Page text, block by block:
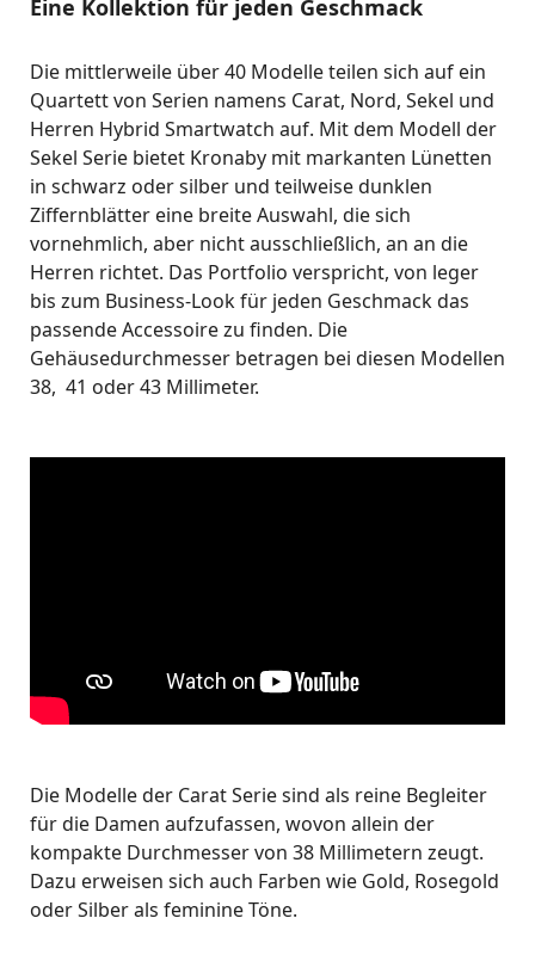
Eine Kollektion für jeden Geschmack
Die mittlerweile über 40 Modelle teilen sich auf ein
Quartett von Serien namens Carat, Nord, Sekel und
Herren Hybrid Smartwatch auf. Mit dem Modell der
Sekel Serie bietet Kronaby mit markanten Lünetten
in schwarz oder silber und teilweise dunklen
Ziffernblätter eine breite Auswahl, die sich
vornehmlich, aber nicht ausschließlich, an an die
Herren richtet. Das Portfolio verspricht, von leger
bis zum Business-Look für jeden Geschmack das
passende Accessoire zu finden. Die
Gehäusedurchmesser betragen bei diesen Modellen
38, 41 oder 43 Millimeter.
Die Modelle der Carat Serie sind als reine Begleiter
für die Damen aufzufassen, wovon allein der
kompakte Durchmesser von 38 Millimetern zeugt.
Dazu erweisen sich auch Farben wie Gold, Rosegold
oder Silber als feminine Töne.